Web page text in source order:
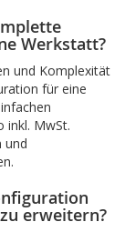
Werkstatt?
und Komplexität
für eine
inkl. MwSt.
und
erweitern?